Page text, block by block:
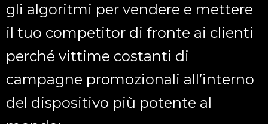
gli algoritmi per vendere e mettere
il tuo competitor di fronte ai clienti
perché vittime costanti di
campagne promozionali all’interno
del dispositivo più potente al